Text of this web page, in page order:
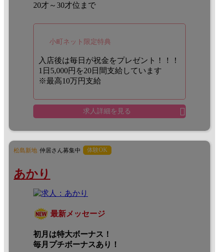
20才～30才位まで
小町ネット限定特典
入店後は毎日が祝金をプレゼント！！！
1日5,000円を20日間支給しています
※最高10万円支給
求人詳細を見る
松島新地 仲居さん募集中 体験OK
あかり
最新メッセージ
初月は特大ボーナス！
毎月プチボーナスあり！